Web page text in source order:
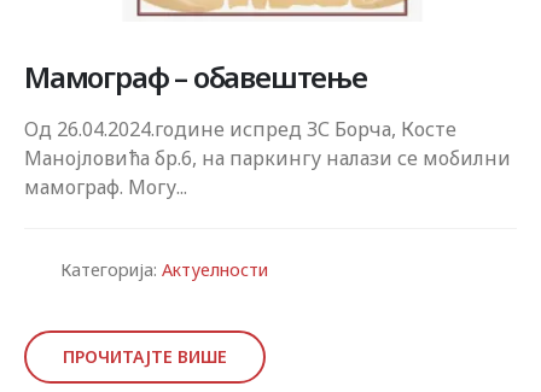
Мамограф – обавештење
Од 26.04.2024.године испред ЗС Борча, Косте
Манојловића бр.6, на паркингу налази се мобилни
мамограф. Могу...
Категорија: Актуелности
ПРОЧИТАЈТЕ ВИШЕ